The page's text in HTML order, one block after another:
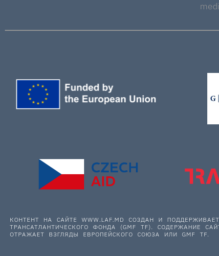
КОНТЕНТ НА САЙТЕ WWW.LAF.MD СОЗДАН И
ТРАНСАТЛАНТИЧЕСКОГО ФОНДА (GMF TF). СОДЕРЖАНИЕ
ОТРАЖАЕТ ВЗГЛЯДЫ ЕВРОПЕЙСКОГО СОЮЗА ИЛИ GMF TF.